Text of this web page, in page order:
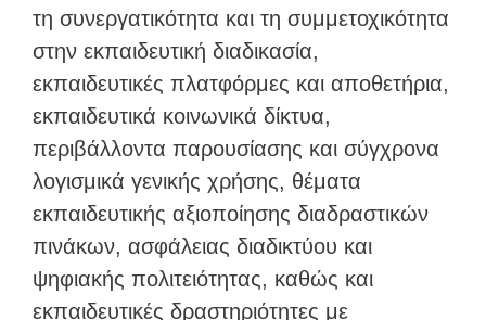
τη συνεργατικότητα και τη συμμετοχικότητα
στην εκπαιδευτική διαδικασία,
εκπαιδευτικές πλατφόρμες και αποθετήρια,
εκπαιδευτικά κοινωνικά δίκτυα,
περιβάλλοντα παρουσίασης και σύγχρονα
λογισμικά γενικής χρήσης, θέματα
εκπαιδευτικής αξιοποίησης διαδραστικών
πινάκων, ασφάλειας διαδικτύου και
ψηφιακής πολιτειότητας, καθώς και
εκπαιδευτικές δραστηριότητες με